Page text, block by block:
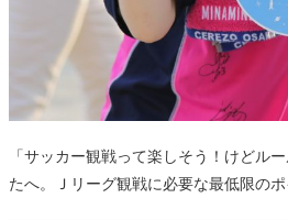
「サッカー観戦って楽しそう！けどル
たへ。Ｊリーグ観戦に必要な最低限のポ